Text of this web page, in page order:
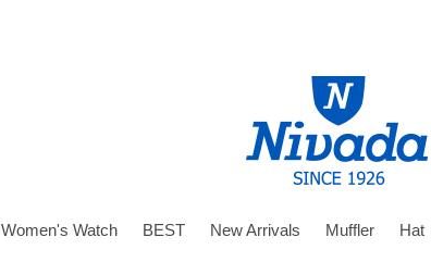
Women's Watch BEST New Arrivals Muffler Hat